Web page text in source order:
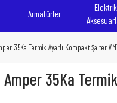
Armatürler
Elektrik
35Ka Termik Ayarlı Kompakt Şalter
35Ka